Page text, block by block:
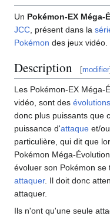
Un Pokémon-EX Méga-
JCC , présent dans la
Pokémon des jeux vidéo.
Description [modifier]
Les Pokémon-EX Méga-
vidéo, sont des évolutions
donc plus puissants que
puissance d'attaque et/ou
particulière, qui dit que
Pokémon Méga-
évoluer son Pokémon
attaquer. Il doit donc
attaquer.
Ils n'ont qu'une seule